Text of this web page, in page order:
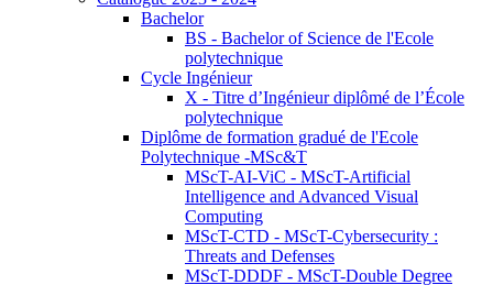
Bachelor
BS - Bachelor of Science de l'Ecole
polytechnique
Cycle Ingénieur
X - Titre d’Ingénieur diplômé de l’École
polytechnique
Diplôme de formation gradué de l'Ecole
Polytechnique -MSc&T
MScT-AI-ViC - MScT-Artificial
Intelligence and Advanced Visual
Computing
MScT-CTD - MScT-Cybersecurity :
Threats and Defenses
MScT-DDDF - MScT-Double Degree